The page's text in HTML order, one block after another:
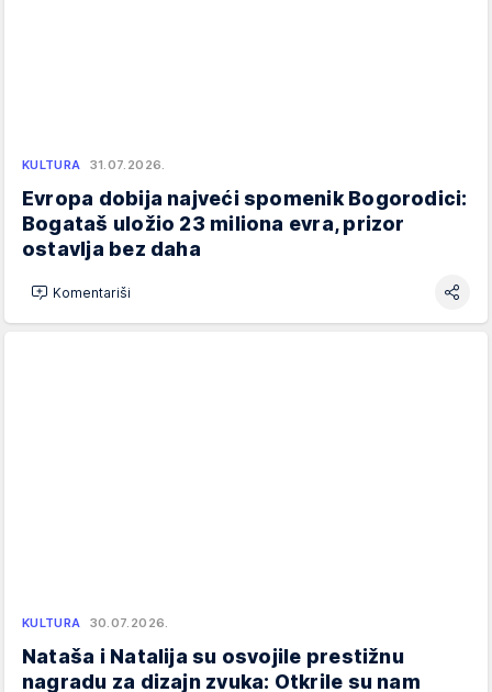
KULTURA 31.07.2026.
Evropa dobija najveći spomenik Bogorodici:
Bogataš uložio 23 miliona evra, prizor
ostavlja bez daha
Komentariši
KULTURA 30.07.2026.
Nataša i Natalija su osvojile prestižnu
nagradu za dizajn zvuka: Otkrile su nam